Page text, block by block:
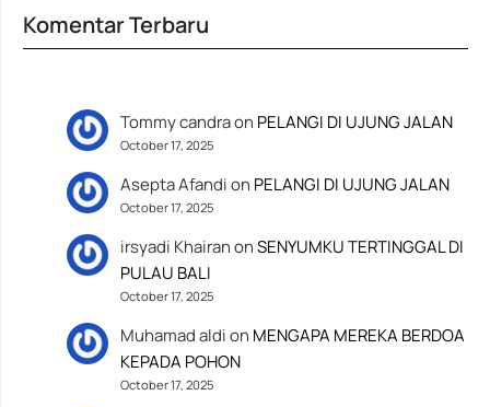
Komentar Terbaru
Tommy candraon PELANGI DI UJUNG JALAN
October 17, 2025
Asepta Afandion PELANGI DI UJUNG JALAN
October 17, 2025
irsyadi KhairanonSENYUMKU TERTINGGAL DI
PULAU BALI
October 17, 2025
Muhamad aldion MENGAPA MEREKA BERDOA
KEPADA POHON
October 17, 2025